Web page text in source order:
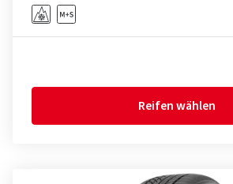
Reifen wählen